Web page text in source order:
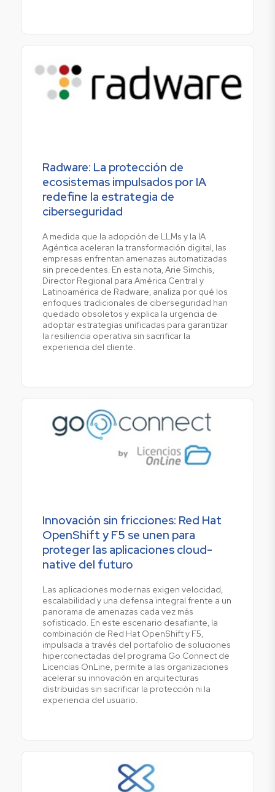
Radware: La protección de
ecosistemas impulsados por IA
redefine la estrategia de
ciberseguridad
A medida que la adopción de LLMs y la IA
Agéntica aceleran la transformación digital, las
empresas enfrentan amenazas automatizadas
sin precedentes. En esta nota, Arie Simchis,
Director Regional para América Central y
Latinoamérica de Radware, analiza por qué los
enfoques tradicionales de ciberseguridad han
quedado obsoletos y explica la urgencia de
adoptar estrategias unificadas para garantizar
la resiliencia operativa sin sacrificar la
experiencia del cliente.
Innovación sin fricciones: Red Hat
OpenShift y F5 se unen para
proteger las aplicaciones cloud-
native del futuro
Las aplicaciones modernas exigen velocidad,
escalabilidad y una defensa integral frente a un
panorama de amenazas cada vez más
sofisticado. En este escenario desafiante, la
combinación de Red Hat OpenShift y F5,
impulsada a través del portafolio de soluciones
hiperconectadas del programa Go Connect de
Licencias OnLine, permite a las organizaciones
acelerar su innovación en arquitecturas
distribuidas sin sacrificar la protección ni la
experiencia del usuario.